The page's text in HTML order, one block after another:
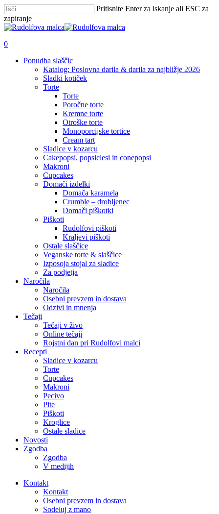
Skip
to
main
Pritisnite Enter za iskanje ali ESC za
zapiranje
Zapri
išči
account
0
Ponudba slaščic
Katalog: Poslovna darila & darila za najbližje 2026
Sladki kotiček
Torte
Torte
Poročne torte
Kremne torte
Otroške torte
Monoporcijske tortice
Cream tart
Sladice v kozarcu
Cakepopsi, popsiclesi in conepopsi
Makroni
Cupcakes
Domači izdelki
Domača karamela
Crumble – drobljenec
Domači piškotki
Piškoti
Rudolfovi piškoti
Kraljevi piškoti
Ostale slaščice
Veganske torte & slaščice
Izposoja stojal za sladice
Za podjetja
Naročila
Naročila
Osebni prevzem in dostava
Odzivi in mnenja
Tečaji
Tečaji v živo
Online tečaji
Rojstni dan pri Rudolfovi malci
Recepti
Sladice v kozarcu
Torte
Cupcakes
Makroni
Pecivo
Pite
Piškoti
Kroglice
Ostale sladice
Novosti
Zgodba
Zgodba
V medijih
Kontakt
Kontakt
Osebni prevzem in dostava
Sodeluj z mano